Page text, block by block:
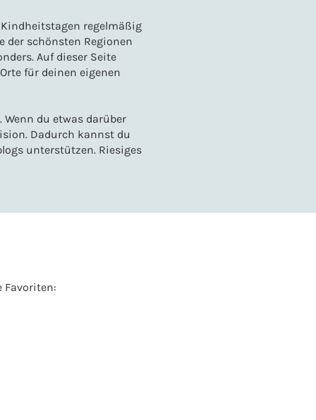
regelmäßig
der schönsten Regionen
Auf dieser Seite
für deinen eigenen
du etwas darüber
Dadurch kannst du
unterstützen. Riesiges
Favoriten: